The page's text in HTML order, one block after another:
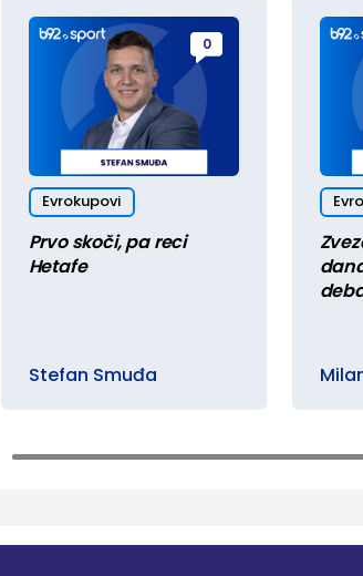
0
Evrokupovi
Prvo skoči, pa reci
Hetafe
Stefan Smuđa